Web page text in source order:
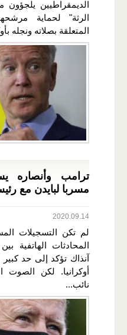
الديمقراطيين يلجؤون
الرثة" لحماية
المتعلقة بصلاته ونجله
ترامب وأنصاره
مسربا لبايدن مع
2020.09.14
لم تكن التسجيلات
المحادثات الهاتفية
آنذاك تؤكد إلى حد كبير
أوكرانيا. لكن
نائب...